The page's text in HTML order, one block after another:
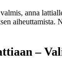
anna
aiheuttamista.
–